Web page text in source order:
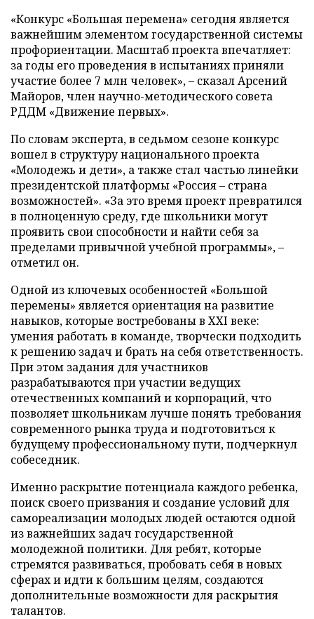
«Конкурс «Большая перемена» сегодня является
важнейшим элементом государственной системы
профориентации. Масштаб проекта впечатляет:
за годы его проведения в испытаниях приняли
участие более 7 млн человек», – сказал Арсений
Майоров, член научно-методического совета
РДДМ «Движение первых».
По словам эксперта, в седьмом сезоне конкурс
вошел в структуру национального проекта
«Молодежь и дети», а также стал частью линейки
президентской платформы «Россия – страна
возможностей». «За это время проект превратился
в полноценную среду, где школьники могут
проявить свои способности и найти себя за
пределами привычной учебной программы», –
отметил он.
Одной из ключевых особенностей «Большой
перемены» является ориентация на развитие
навыков, которые востребованы в XXI веке:
умения работать в команде, творчески подходить
к решению задач и брать на себя ответственность.
При этом задания для участников
разрабатываются при участии ведущих
отечественных компаний и корпораций, что
позволяет школьникам лучше понять требования
современного рынка труда и подготовиться к
будущему профессиональному пути, подчеркнул
собеседник.
Именно раскрытие потенциала каждого ребенка,
поиск своего призвания и создание условий для
самореализации молодых людей остаются одной
из важнейших задач государственной
молодежной политики. Для ребят, которые
стремятся развиваться, пробовать себя в новых
сферах и идти к большим целям, создаются
дополнительные возможности для раскрытия
талантов.